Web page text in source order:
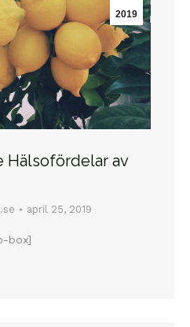
2019
Hälsofördelar av
april 25, 2019
box]